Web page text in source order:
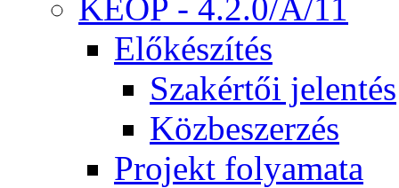
KEOP - 4.2.0/A/11
Előkészítés
Szakértői jelentés
Közbeszerzés
Projekt folyamata